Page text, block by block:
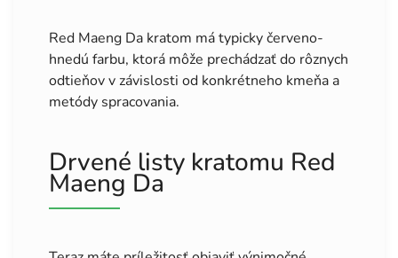
Red Maeng Da kratom má typicky červeno-
hnedú farbu, ktorá môže prechádzať do rôznych
odtieňov v závislosti od konkrétneho kmeňa a
metódy spracovania.
Drvené listy kratomu Red
Maeng Da